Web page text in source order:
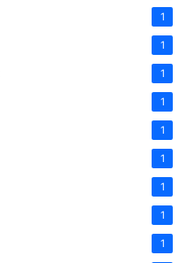
1
1
1
1
1
1
1
1
1